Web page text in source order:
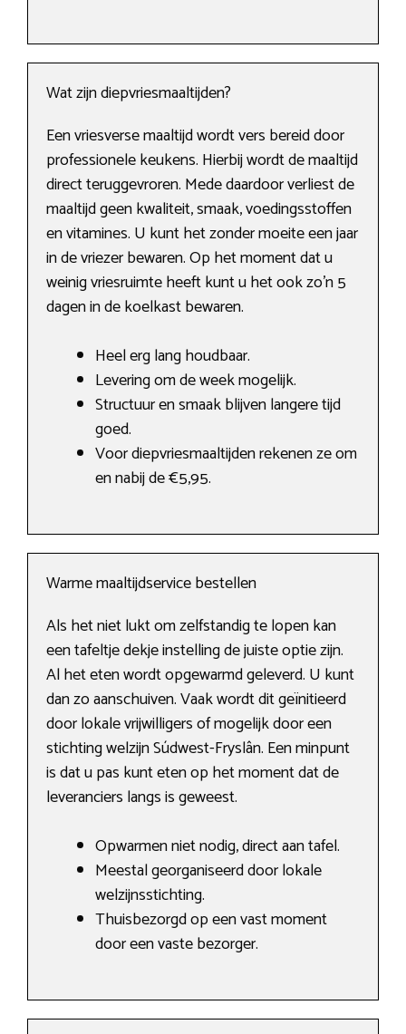
Wat zijn diepvriesmaaltijden?
Een vriesverse maaltijd wordt vers bereid door
professionele keukens. Hierbij wordt de maaltijd
direct teruggevroren. Mede daardoor verliest de
maaltijd geen kwaliteit, smaak, voedingsstoffen
en vitamines. U kunt het zonder moeite een jaar
in de vriezer bewaren. Op het moment dat u
weinig vriesruimte heeft kunt u het ook zo’n 5
dagen in de koelkast bewaren.
Heel erg lang houdbaar.
Levering om de week mogelijk.
Structuur en smaak blijven langere tijd
goed.
Voor diepvriesmaaltijden rekenen ze om
en nabij de €5,95.
Warme maaltijdservice bestellen
Als het niet lukt om zelfstandig te lopen kan
een tafeltje dekje instelling de juiste optie zijn.
Al het eten wordt opgewarmd geleverd. U kunt
dan zo aanschuiven. Vaak wordt dit geïnitieerd
door lokale vrijwilligers of mogelijk door een
stichting welzijn Súdwest-Fryslân. Een minpunt
is dat u pas kunt eten op het moment dat de
leveranciers langs is geweest.
Opwarmen niet nodig, direct aan tafel.
Meestal georganiseerd door lokale
welzijnsstichting.
Thuisbezorgd op een vast moment
door een vaste bezorger.